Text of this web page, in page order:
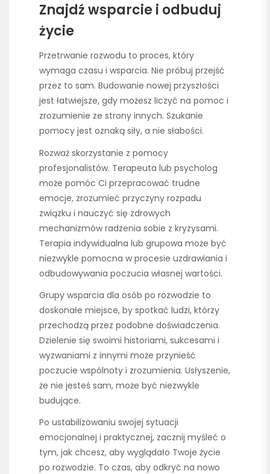
Znajdź wsparcie i odbuduj
życie
Przetrwanie rozwodu to proces, który
wymaga czasu i wsparcia. Nie próbuj przejść
przez to sam. Budowanie nowej przyszłości
jest łatwiejsze, gdy możesz liczyć na pomoc i
zrozumienie ze strony innych. Szukanie
pomocy jest oznaką siły, a nie słabości.
Rozważ skorzystanie z pomocy
profesjonalistów. Terapeuta lub psycholog
może pomóc Ci przepracować trudne
emocje, zrozumieć przyczyny rozpadu
związku i nauczyć się zdrowych
mechanizmów radzenia sobie z kryzysami.
Terapia indywidualna lub grupowa może być
niezwykle pomocna w procesie uzdrawiania i
odbudowywania poczucia własnej wartości.
Grupy wsparcia dla osób po rozwodzie to
doskonałe miejsce, by spotkać ludzi, którzy
przechodzą przez podobne doświadczenia.
Dzielenie się swoimi historiami, sukcesami i
wyzwaniami z innymi może przynieść
poczucie wspólnoty i zrozumienia. Usłyszenie,
że nie jesteś sam, może być niezwykle
budujące.
Po ustabilizowaniu swojej sytuacji
emocjonalnej i praktycznej, zacznij myśleć o
tym, jak chcesz, aby wyglądało Twoje życie
po rozwodzie. To czas, aby odkryć na nowo